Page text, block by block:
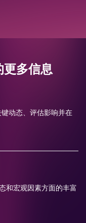
多信息
动态、评估影响并在
和宏观因素方面的丰富